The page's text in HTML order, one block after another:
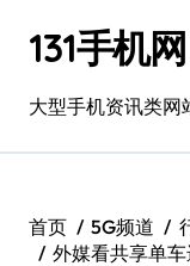
131手机网
大型手机资讯类网
首页 5G频道
外媒看共享单